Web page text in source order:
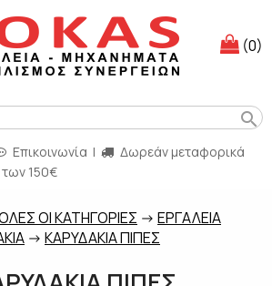
(0)
search
Επικοινωνία |
Δωρεάν μεταφορικά
των 150€
ΟΙ ΚΑΤΗΓΟΡΙΕΣ -> ΕΡΓΑΛΕΙΑ
-> ΚΑΡΥΔΑΚΙΑ ΠΙΠΕΣ